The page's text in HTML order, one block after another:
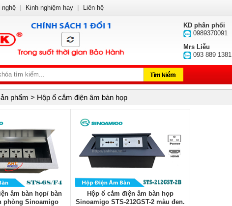
KD phân phối
0989370091
Mrs Liễu
093 889 1381
phẩm > Hộp ổ cắm điện âm bàn họp
âm bàn họp/ bàn
phòng Sinoamigo
Hộp ổ cắm điện âm bàn họp
Sinoamigo STS-212GST-2 màu đen.
nghệ Kinh nghiệm hay Liên hệ